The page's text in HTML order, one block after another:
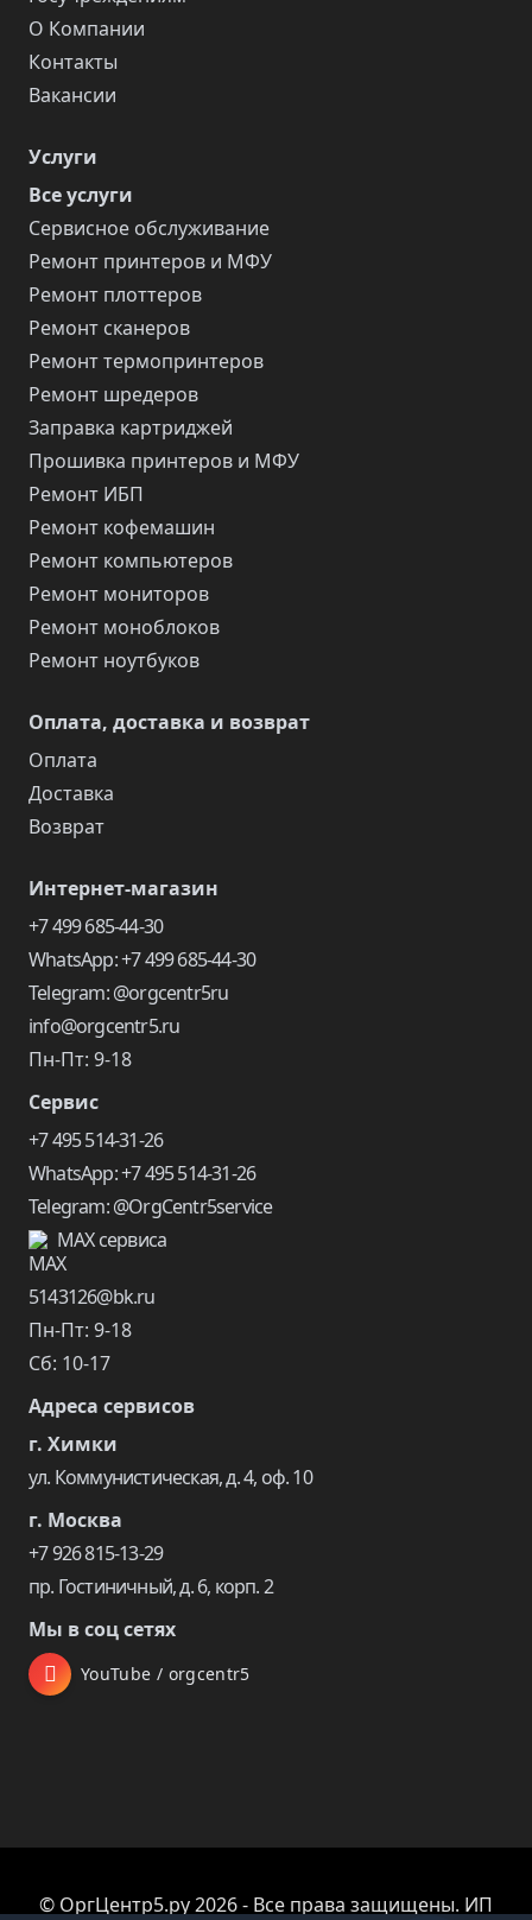
О Компании
Контакты
Вакансии
Услуги
Все услуги
Сервисное обслуживание
Ремонт принтеров и МФУ
Ремонт плоттеров
Ремонт сканеров
Ремонт термопринтеров
Ремонт шредеров
Заправка картриджей
Прошивка принтеров и МФУ
Ремонт ИБП
Ремонт кофемашин
Ремонт компьютеров
Ремонт мониторов
Ремонт моноблоков
Ремонт ноутбуков
Оплата, доставка и возврат
Оплата
Доставка
Возврат
Интернет-магазин
+7 499 685-44-30
WhatsApp: +7 499 685-44-30
Telegram: @orgcentr5ru
info@orgcentr5.ru
Пн-Пт: 9-18
Сервис
+7 495 514-31-26
WhatsApp: +7 495 514-31-26
Telegram: @OrgCentr5service
MAX сервиса
5143126@bk.ru
Пн-Пт: 9-18
Сб: 10-17
Адреса сервисов
г. Химки
ул. Коммунистическая, д. 4, оф. 10
г. Москва
+7 926 815-13-29
пр. Гостиничный, д. 6, корп. 2
Мы в соц сетях
YouTube / orgcentr5
© ОргЦентр5.ру 2026 - Все права защищены. ИП